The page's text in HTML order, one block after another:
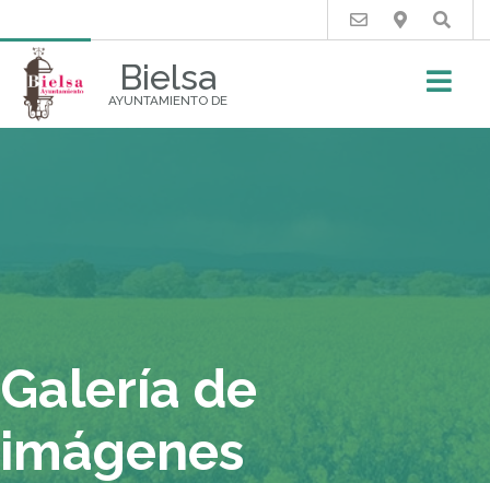
Bielsa
AYUNTAMIENTO DE
Buscar
Galería de
imágenes